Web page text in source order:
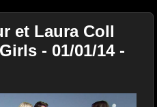
et Laura Coll
- 01/01/14 -